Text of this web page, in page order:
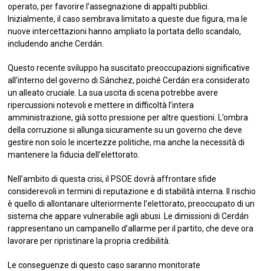
operato, per favorire l’assegnazione di appalti pubblici.
Inizialmente, il caso sembrava limitato a queste due figura, ma le
nuove intercettazioni hanno ampliato la portata dello scandalo,
includendo anche Cerdán.
Questo recente sviluppo ha suscitato preoccupazioni significative
all’interno del governo di Sánchez, poiché Cerdán era considerato
un alleato cruciale. La sua uscita di scena potrebbe avere
ripercussioni notevoli e mettere in difficoltà l’intera
amministrazione, già sotto pressione per altre questioni. L’ombra
della corruzione si allunga sicuramente su un governo che deve
gestire non solo le incertezze politiche, ma anche la necessità di
mantenere la fiducia dell’elettorato.
Nell’ambito di questa crisi, il PSOE dovrà affrontare sfide
considerevoli in termini di reputazione e di stabilità interna. Il rischio
è quello di allontanare ulteriormente l’elettorato, preoccupato di un
sistema che appare vulnerabile agli abusi. Le dimissioni di Cerdán
rappresentano un campanello d’allarme per il partito, che deve ora
lavorare per ripristinare la propria credibilità.
Le conseguenze di questo caso saranno monitorate